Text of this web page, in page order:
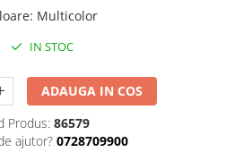
sezlonguri
: Multicolor
IN STOC
ADAUGA IN COS
Produs: 86579
ajutor? 0728709900